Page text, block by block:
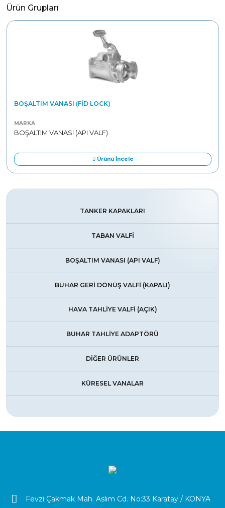
Ürün Grupları
BOŞALTIM VANASI (FID LOCK)
MARKA
BOŞALTIM VANASI (API VALF)
Ürünü İncele
TANKER KAPAKLARI
TABAN VALFİ
BOŞALTIM VANASI (API VALF)
BUHAR GERİ DÖNÜŞ VALFİ (KAPALI)
HAVA TAHLİYE VALFİ (AÇIK)
BUHAR TAHLİYE ADAPTÖRÜ
DİĞER ÜRÜNLER
KÜRESEL VANALAR
Fevzi Çakmak Mah. Aslım Cd. No:33 Karatay / KONYA